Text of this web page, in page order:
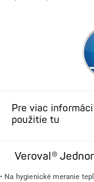
Pre viac
použitie tu
Veroval®
• Na hygienické meranie